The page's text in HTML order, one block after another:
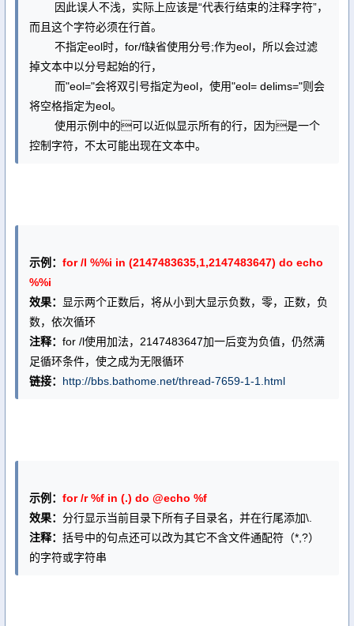
因此误人不浅，实际上应该是“代表行结束的注释字符”，
而且这个字符必须在行首。
不指定eol时，for/f缺省使用分号;作为eol，所以会过滤
掉文本中以分号起始的行，
而"eol="会将双引号指定为eol，使用"eol= delims="则会
将空格指定为eol。
使用示例中的可以近似显示所有的行，因为是一个
控制字符，不太可能出现在文本中。
示例： for /l %%i in (2147483635,1,2147483647) do echo
%%i
效果：
显示两个正数后，将从小到大显示负数，零，正数，负
数，依次循环
注释： for /l使用加法，2147483647加一后变为负值，仍然满
足循环条件，使之成为无限循环
链接： http://bbs.bathome.net/thread-7659-1-1.html
示例： for /r %f in (.) do @echo %f
效果： 分行显示当前目录下所有子目录名，并在行尾添加\.
注释： 括号中的句点还可以改为其它不含文件通配符（*,?）
的字符或字符串